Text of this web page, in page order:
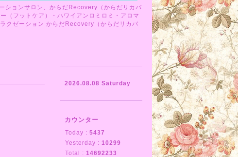
ションサロン、からだRecovery（からだリカバ
（フットケア）・ハワイアンロミロミ・アロマ
クゼーション からだRecovery（からだリカバ
2026.08.08 Saturday
カウンター
Today : 5437
Yesterday : 10299
Total : 14692233